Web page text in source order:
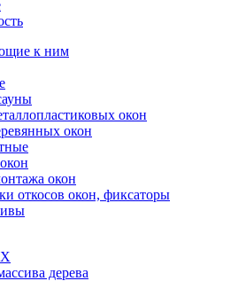
к ним
окон
окон
окон
откосов окон, фиксаторы
дерева